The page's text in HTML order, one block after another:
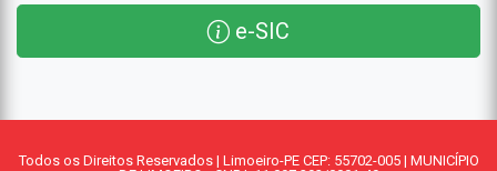
e-SIC
Todos os Direitos Reservados | Limoeiro-PE CEP: 55702-005 | MUNICÍPIO